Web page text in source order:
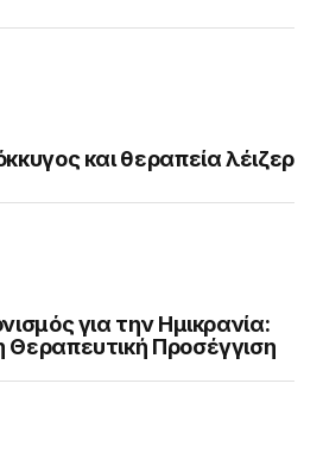
και θεραπεία λέιζερ
για την Ημικρανία:
Θεραπευτική Προσέγγιση